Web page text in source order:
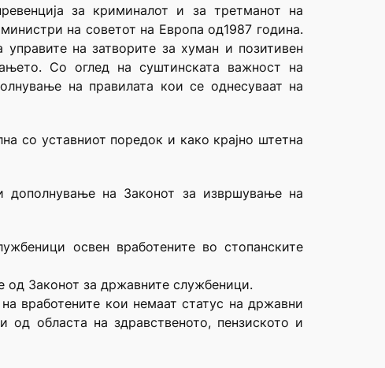
за криминалот и за третманот на
на советот на Европа од1987 година.
на затворите за хуман и позитивен
Со оглед на суштинската важност на
на правилата кои се однесуваат на
со уставниот поредок и како крајно штетна
на Законот за извршување на
освен вработените во стопанските
од Законот за државните службеници.
вработените кои немаат статус на државни
областа на здравственото, пензиското и